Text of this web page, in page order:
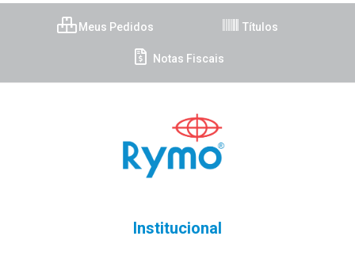
Meus Pedidos Títulos
Notas Fiscais
Institucional